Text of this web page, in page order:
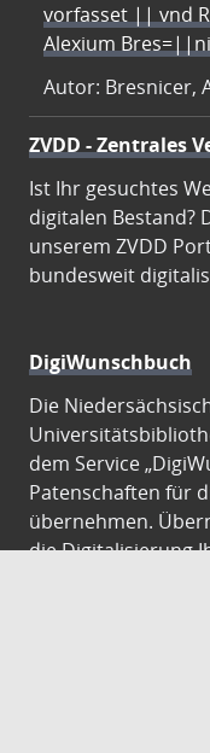
vorfasset || vnd
Alexium
Autor: Bresnicer,
ZVDD - Zentrales
Ist Ihr gesuchtes
digitalen Bestand?
unserem ZVDD
bundesweit
DigiWunschbuch
Die
dem Service
Patenschaften für
übernehmen.
die Digitalisierung